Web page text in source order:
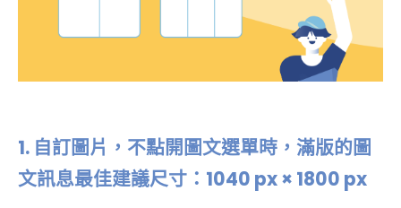
1. 自訂圖片，不點開圖文選單時，滿版的圖
文訊息最佳建議尺寸：1040 px × 1800 px